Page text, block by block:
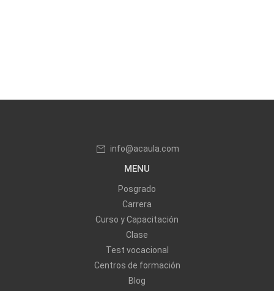
info@acaula.com
MENU
Posgrado
Carrera
Curso y Capacitación
Clase
Test vocacional
Centros de formación
Blog